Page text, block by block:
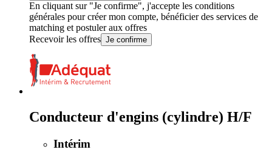
En cliquant sur "Je confirme", j'accepte les conditions
générales pour créer mon compte, bénéficier des services de
matching et postuler aux offres
Recevoir les offres Je confirme
Conducteur d'engins (cylindre) H/F
Intérim